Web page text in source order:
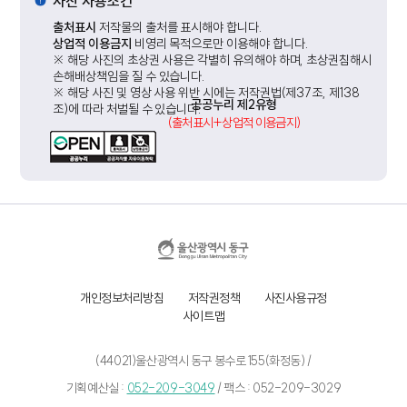
출처표시 저작물의 출처를 표시해야 합니다.
상업적 이용금지 비영리 목적으로만 이용해야 합니다.
※ 해당 사진의 초상권 사용은 각별히 유의해야 하며, 초상권침해시
손해배상책임을 질 수 있습니다.
※ 해당 사진 및 영상 사용 위반 시에는 저작권법(제37조, 제138
조)에 따라 처벌될 수 있습니다.공공누리 제2유형
(출처표시+상업적 이용금지)
개인정보처리방침 저작권정책
사진사용규정
사이트맵
(44021)울산광역시 동구 봉수로 155(화정동) /
기획예산실 : 052-209-3049 /팩스 : 052-209-3029